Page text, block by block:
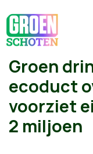
Groen
ecoduct
voorziet
2 miljoen